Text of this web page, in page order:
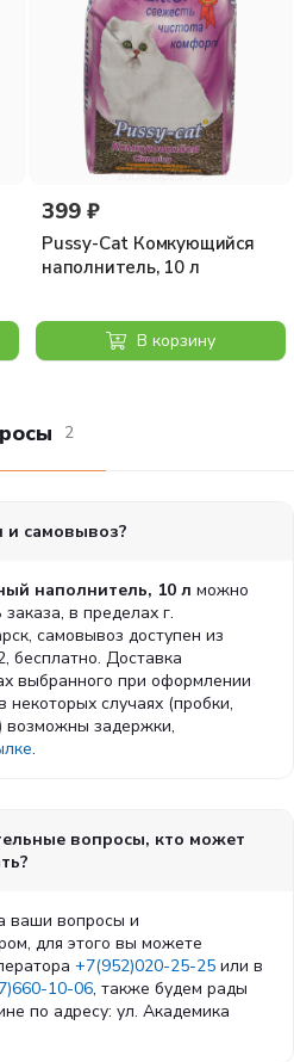
399 ₽
Pussy-Cat Комкующийся
наполнитель, 10 л
В корзину
и
2
и самовывоз?
наполнитель, 10 л можно
в пределах г.
самовывоз доступен из
бесплатно. Доставка
выбранного при оформлении
некоторых случаях (пробки,
возможны задержки,
.
вопросы, кто может
ваши вопросы и
для этого вы можете
+7(952)020-25-25 или в
10-06, также будем рады
по адресу: ул. Академика